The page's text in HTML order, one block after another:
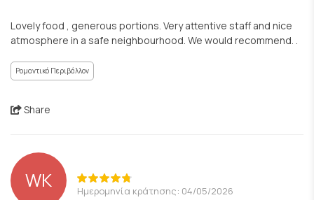
Lovely food , generous portions. Very attentive staff and nice
atmosphere in a safe neighbourhood. We would recommend. .
Ρομαντικό Περιβάλλον
Share
WK Ημερομηνία κράτησης: 04/05/2026